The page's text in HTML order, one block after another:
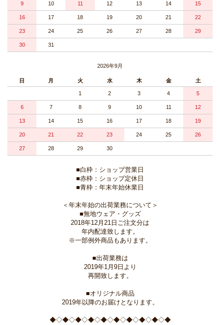
9 10 11 12 13 14 15
16 17 18 19 20 21 22
23 24 25 26 27 28 29
30 31
2026年9月
日 月 火 水 木 金 土
1 2 3 4 5
6 7 8 9 10 11 12
13 14 15 16 17 18 19
20 21 22 23 24 25 26
27 28 29 30
■白枠：ショップ営業日
■赤枠：ショップ定休日
■青枠：年末年始休業日
＜年末年始の出荷業務について＞
■無地ウェア・グッズ
2018年12月21日ご注文分は
年内配達致します。
※一部例外商品もあります。
■出荷業務は
2019年1月9日より
再開致します。
■オリジナル商品
2019年以降のお届けとなります。
◆◇◆◇◆◇◆◇◆◇◆◇◆◇◆◇◆◇◆